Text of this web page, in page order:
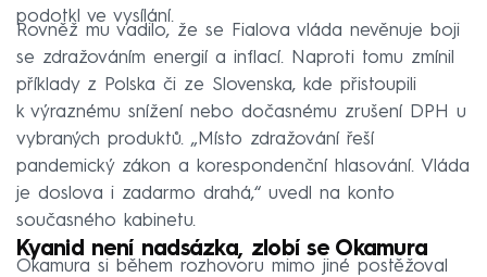
podotkl ve vysílání.
Rovněž mu vadilo, že se Fialova vláda nevěnuje boji
se zdražováním energií a inflací. Naproti tomu zmínil
příklady z Polska či ze Slovenska, kde přistoupili
k výraznému snížení nebo dočasnému zrušení DPH u
vybraných produktů. „Místo zdražování řeší
pandemický zákon a korespondenční hlasování. Vláda
je doslova i zadarmo drahá,“ uvedl na konto
současného kabinetu.
Kyanid není nadsázka, zlobí se Okamura
Okamura si během rozhovoru mimo jiné postěžoval